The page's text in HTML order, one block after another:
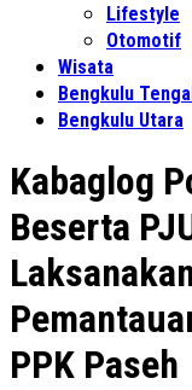
Lifestyle
Otomotif
Wisata
Bengkulu
Bengkulu Utara
Kabaglog
Beserta
PPK Paseh